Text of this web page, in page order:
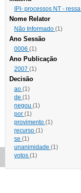
IPI- processos NT - ressa
Nome Relator
Não Informado (1)
Ano Sessão
0006 (1)
Ano Publicação
2007 (1)
Decisão
ao (1)
de (1)
negou (1)
por (1)
provimento (1)
recurso (1)
se (1)
unanimidade (1)
votos (1)